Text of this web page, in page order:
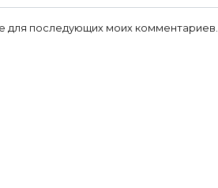
для последующих моих комментариев.